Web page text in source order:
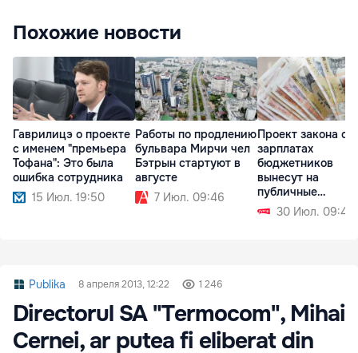
Похожие новости
Гаврилицэ о проекте
с именем "премьера
Тофана": Это была
ошибка сотрудника
15 Июл. 19:50
Работы по продлению
бульвара Мирчи чел
Бэтрын стартуют в
августе
7 Июл. 09:46
Проект закона о
зарплатах
бюджетников
вынесут на
публичные
обсуждения в
сентябре
30 Июл. 09:49
Publika 8 апреля 2013, 12:22 1 246
Directorul SA "Termocom", Mihai
Cernei, ar putea fi eliberat din